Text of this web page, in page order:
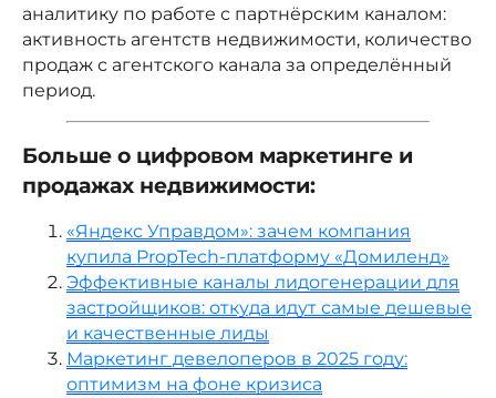
аналитику по работе с партнёрским каналом:
активность агентств недвижимости, количество
продаж с агентского канала за определённый
период.
Больше о цифровом маркетинге и
продажах недвижимости:
«Яндекс Управдом»: зачем компания
купила PropTech-платформу «Домиленд»
Эффективные каналы лидогенерации для
застройщиков: откуда идут самые дешевые
и качественные лиды
Маркетинг девелоперов в 2025 году:
оптимизм на фоне кризиса
ПОДПИСАТЬСЯ